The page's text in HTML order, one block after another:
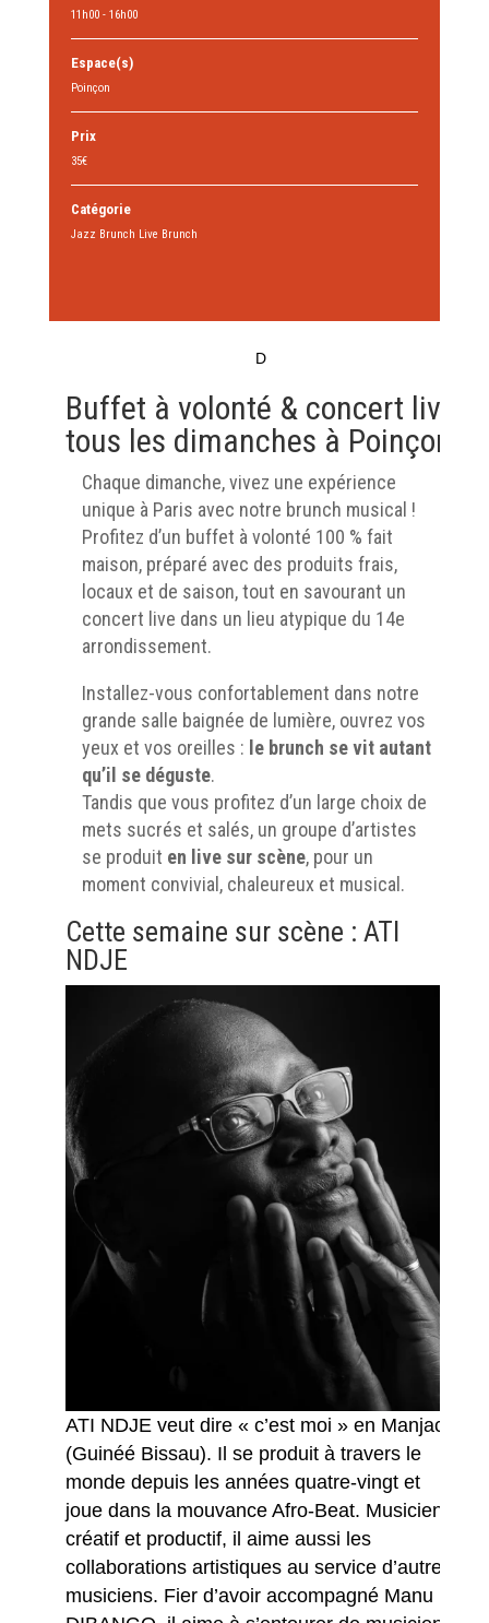
11h00 - 16h00
Espace(s)
Poinçon
Prix
35€
Catégorie
Jazz Brunch Live Brunch
D
Buffet à volonté & concert live
tous les dimanches à Poinçon
Chaque dimanche, vivez une expérience
unique à Paris avec notre brunch musical !
Profitez d’un buffet à volonté 100 % fait
maison, préparé avec des produits frais,
locaux et de saison, tout en savourant un
concert live dans un lieu atypique du 14e
arrondissement.
Installez-vous confortablement dans notre
grande salle baignée de lumière, ouvrez vos
yeux et vos oreilles : le brunch se vit autant
qu’il se déguste.
Tandis que vous profitez d’un large choix de
mets sucrés et salés, un groupe d’artistes
se produit en live sur scène, pour un
moment convivial, chaleureux et musical.
Cette semaine sur scène : ATI
NDJE
ATI NDJE veut dire « c’est moi » en Manjack
(Guinéé Bissau). Il se produit à travers le
monde depuis les années quatre-vingt et
joue dans la mouvance Afro-Beat. Musicien
créatif et productif, il aime aussi les
collaborations artistiques au service d’autres
musiciens. Fier d’avoir accompagné Manu